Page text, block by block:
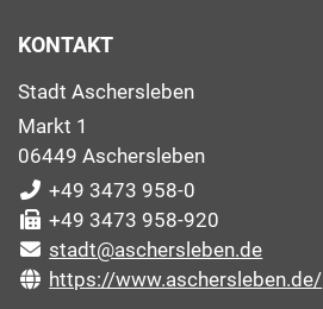
KONTAKT
Stadt Aschersleben
Markt 1
06449 Aschersleben
+49 3473 958-0
+49 3473 958-920
stadt@aschersleben.de
https://www.aschersleben.de/